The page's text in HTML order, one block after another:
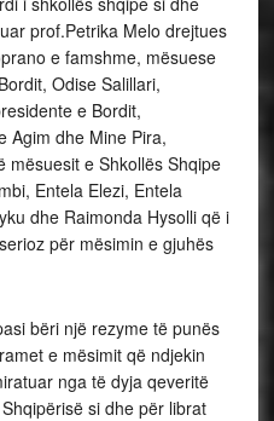
prof.Petrika Melo drejtues
e famshme, mësuese
Odise Salillari,
e Bordit,
Agim dhe Mine Pira,
mësuesit e Shkollës Shqipe
Entela Elezi, Entela
dhe Raimonda Hysolli që i
për mësimin e gjuhës
bëri një rezyme të punës
e mësimit që ndjekin
nga të dyja qeveritë
si dhe për librat